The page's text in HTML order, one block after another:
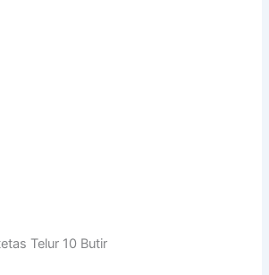
Telur 10 Butir